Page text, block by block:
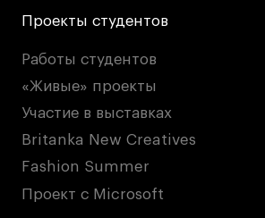
Проекты студентов
Работы студентов
«Живые» проекты
Участие в выставках
Britanka New Creatives
Fashion Summer
Проект с Microsoft